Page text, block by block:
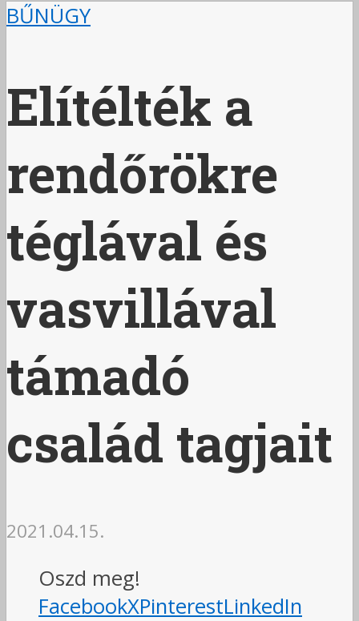
BŰNÜGY
Elítélték a
rendőrökre
téglával és
vasvillával
támadó
család tagjait
2021.04.15.
Oszd meg!
FacebookXPinterestLinkedIn